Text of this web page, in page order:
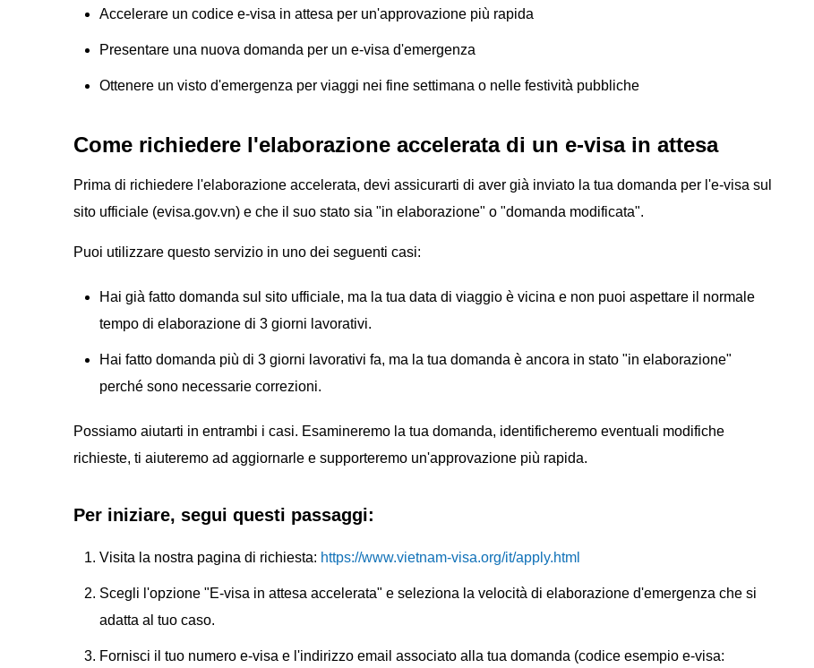
Accelerare un codice e-visa in attesa per un'approvazione più rapida
Presentare una nuova domanda per un e-visa d'emergenza
Ottenere un visto d'emergenza per viaggi nei fine settimana o nelle festività pubbliche
Come richiedere l'elaborazione accelerata di un e-visa in attesa
Prima di richiedere l'elaborazione accelerata, devi assicurarti di aver già inviato la tua domanda per l'e-visa sul
sito ufficiale (evisa.gov.vn) e che il suo stato sia "in elaborazione" o "domanda modificata".
Puoi utilizzare questo servizio in uno dei seguenti casi:
Hai già fatto domanda sul sito ufficiale, ma la tua data di viaggio è vicina e non puoi aspettare il normale
tempo di elaborazione di 3 giorni lavorativi.
Hai fatto domanda più di 3 giorni lavorativi fa, ma la tua domanda è ancora in stato "in elaborazione"
perché sono necessarie correzioni.
Possiamo aiutarti in entrambi i casi. Esamineremo la tua domanda, identificheremo eventuali modifiche
richieste, ti aiuteremo ad aggiornarle e supporteremo un'approvazione più rapida.
Per iniziare, segui questi passaggi:
Visita la nostra pagina di richiesta: https://www.vietnam-visa.org/it/apply.html
Scegli l'opzione "E-visa in attesa accelerata" e seleziona la velocità di elaborazione d'emergenza che si
adatta al tuo caso.
Fornisci il tuo numero e-visa e l'indirizzo email associato alla tua domanda (codice esempio e-visa: